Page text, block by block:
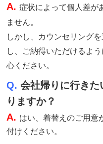
A.症状によって個人差が
ません。
しかし、カウンセリング
し、ご納得いただけるよ
心ください。
Q.会社帰りに行き
りますか？
A. はい、着替えのご用意
付けください。